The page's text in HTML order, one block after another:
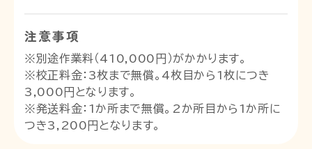
注意事項
※別途作業料（410,000円）がかかります。
※校正料金：3枚まで無償。4枚目から1枚につき
3,000円となります。
※発送料金：1か所まで無償。2か所目から1か所に
つき3,200円となります。